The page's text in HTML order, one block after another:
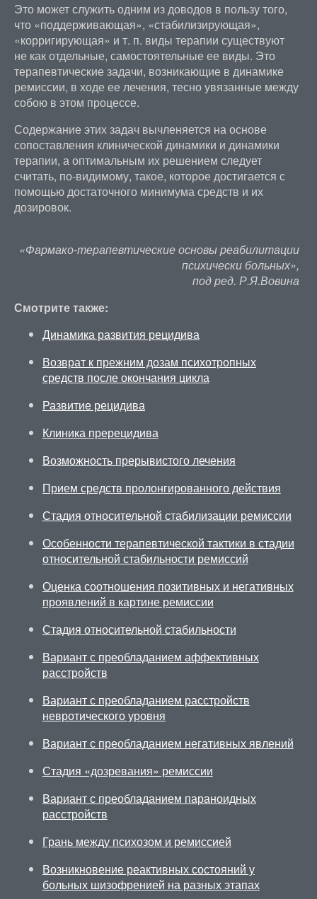
Это может служить одним из доводов в пользу того,
что «поддерживающая», «стабилизирующая»,
«корригирующая» и т. п. виды терапии существуют
не как отдельные, самостоятельные ее виды. Это
терапевтические задачи, возникающие в динамике
ремиссии, в ходе ее лечения, тесно увязанные между
собою в этом процессе.
Содержание этих задач вычленяется на основе
сопоставления клинической динамики и динамики
терапии, а оптимальным их решением следует
считать, по-видимому, такое, которое достигается с
помощью достаточного минимума средств и их
дозировок.
«Фармако-терапевтические основы реабилитации
психически больных»,
под ред. Р.Я.Вовина
Смотрите также:
Динамика развития рецидива
Возврат к прежним дозам психотропных
средств после окончания цикла
Развитие рецидива
Клиника пререцидива
Возможность прерывистого лечения
Прием средств пролонгированного действия
Стадия относительной стабилизации ремиссии
Особенности терапевтической тактики в стадии
относительной стабильности ремиссий
Оценка соотношения позитивных и негативных
проявлений в картине ремиссии
Стадия относительной стабильности
Вариант с преобладанием аффективных
расстройств
Вариант с преобладанием расстройств
невротического уровня
Вариант с преобладанием негативных явлений
Стадия «дозревания» ремиссии
Вариант с преобладанием параноидных
расстройств
Грань между психозом и ремиссией
Возникновение реактивных состояний у
больных шизофренией на разных этапах